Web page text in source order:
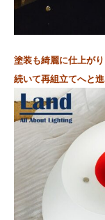
塗装も綺麗に仕上が
続いて再組立てへと